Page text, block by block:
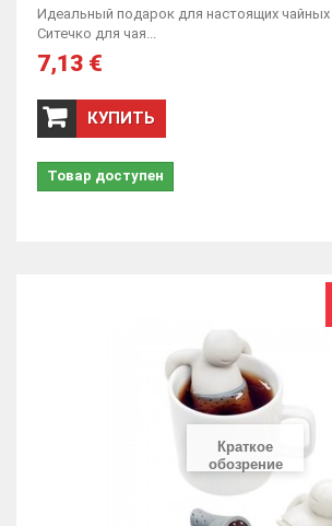
Идеальный подарок для настоящих чайных
Ситечко для чая...
7,13 €
КУПИТЬ
Товар доступен
Краткое
обозрение